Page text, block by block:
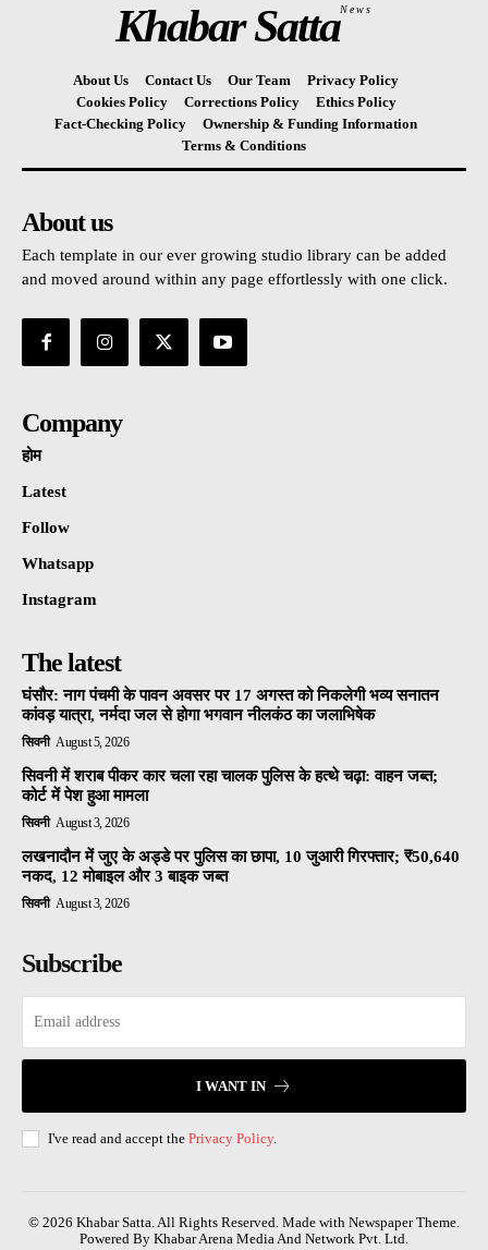
Khabar SattaNews
About Us Contact Us Our Team
Privacy Policy
Cookies Policy
Corrections Policy
Ethics Policy
Fact-Checking Policy
Ownership & Funding Information
Terms & Conditions
About us
Each template in our ever growing studio library can be added
and moved around within any page effortlessly with one click.
Company
होम
Latest
Follow
Whatsapp
Instagram
The latest
घंसौर: नाग पंचमी के पावन अवसर पर 17 अगस्त को निकलेगी भव्य सनातन
कांवड़ यात्रा, नर्मदा जल से होगा भगवान नीलकंठ का जलाभिषेक
सिवनी August 5, 2026
सिवनी में शराब पीकर कार चला रहा चालक पुलिस के हत्थे चढ़ा: वाहन जब्त;
कोर्ट में पेश हुआ मामला
सिवनी August 3, 2026
लखनादौन में जुए के अड्डे पर पुलिस का छापा, 10 जुआरी गिरफ्तार; ₹50,640
नकद, 12 मोबाइल और 3 बाइक जब्त
सिवनी August 3, 2026
Subscribe
I WANT IN
I've read and accept the Privacy Policy.
© 2026 Khabar Satta. All Rights Reserved. Made with Newspaper Theme.
Powered By Khabar Arena Media And Network Pvt. Ltd.